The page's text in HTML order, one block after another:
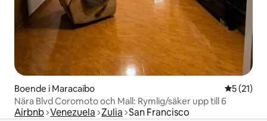
Boende i Maracaibo 5 av 5 i
5 (21)
Nära Blvd Coromoto och Mall: Rymlig/säker upp till 6
Airbnb Venezuela Zulia San Francisco